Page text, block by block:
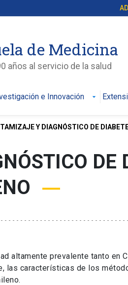
de Medicina
años al servicio de la salud
e Innovación
TAMIZAJE Y DIAGNÓSTICO DE
DE
altamente prevalente tanto en
las características de los